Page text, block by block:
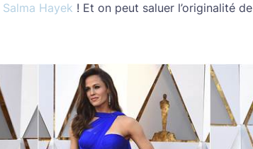
Salma Hayek ! Et on peut saluer l’originalité de